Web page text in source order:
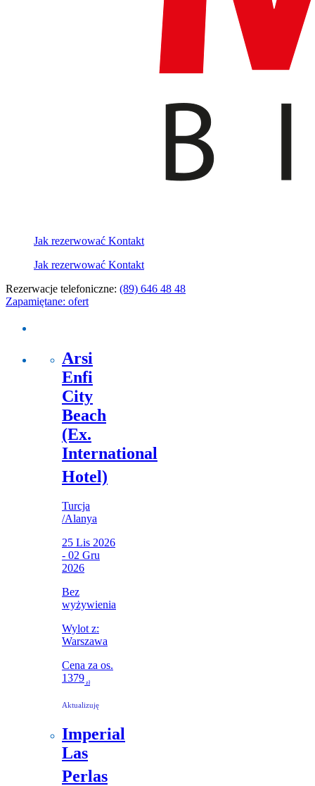
Jak rezerwować Kontakt
Jak rezerwować Kontakt
Rezerwacje telefoniczne: (89) 646 48 48
Zapamiętane: ofert
Arsi
Enfi
City
Beach
(Ex.
International
Hotel)
Turcja
/Alanya
25 Lis 2026
- 02 Gru
2026
Bez
wyżywienia
Wylot z:
Warszawa
Cena za os.
1379 zł
Aktualizuję
Imperial
Las
Perlas